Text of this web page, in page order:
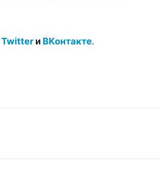
Twitterи ВКонтакте.